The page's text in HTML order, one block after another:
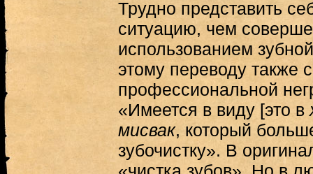
Трудно представить
ситуацию, чем
использованием
этому переводу также
профессиональной
«Имеется в виду [это в
мисвак, который
зубочистку». В